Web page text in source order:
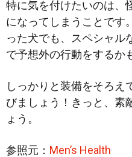
特に気を付けたいのは、
になってしまうことです
った犬でも、スペシャル
で予想外の行動をするか
しっかりと装備をそろえ
びましょう！きっと、素
ょう。
参照元： Men’s Health